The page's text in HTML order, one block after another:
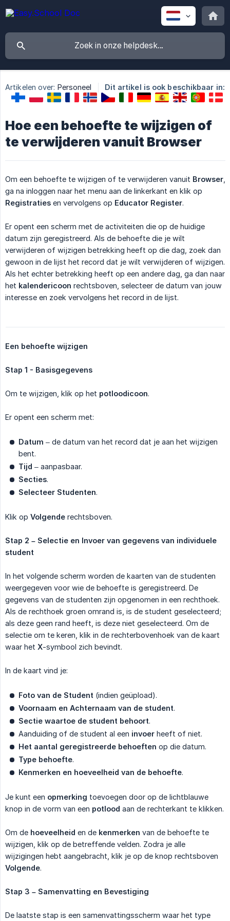
Artikelen over: Personeel Dit artikel is ook beschikbaar in:
Hoe een behoefte te wijzigen of
te verwijderen vanuit Browser
Om een behoefte te wijzigen of te verwijderen vanuit Browser
ga na inloggen naar het menu aan de linkerkant en klik op
Registraties en vervolgens op Educator Register.
Er opent een scherm met de activiteiten die op de huidige
datum zijn geregistreerd. Als de behoefte die je wilt
verwijderen of wijzigen betrekking heeft op die dag, zoek dan
gewoon in de lijst het record dat je wilt verwijderen of wijzigen.
Als het echter betrekking heeft op een andere dag, ga dan naar
het kalendericoon rechtsboven, selecteer de datum van jouw
interesse en zoek vervolgens het record in de lijst.
Een behoefte wijzigen
Stap 1 - Basisgegevens
Om te wijzigen, klik op het potloodicoon.
Er opent een scherm met:
Datum – de datum van het record dat je aan het wijzigen
bent.
Tijd – aanpasbaar.
Secties.
Selecteer Studenten.
Klik op Volgende rechtsboven.
Stap 2 – Selectie en Invoer van gegevens van individuele
student
In het volgende scherm worden de kaarten van de studenten
weergegeven voor wie de behoefte is geregistreerd. De
gegevens van de studenten zijn opgenomen in een rechthoek.
Als de rechthoek groen omrand is, is de student geselecteerd;
als deze geen rand heeft, is deze niet geselecteerd. Om de
selectie om te keren, klik in de rechterbovenhoek van de kaart
waar het X-symbool zich bevindt.
In de kaart vind je:
Foto van de Student (indien geüpload).
Voornaam en Achternaam van de student.
Sectie waartoe de student behoort.
Aanduiding of de student al een invoer heeft of niet.
Het aantal geregistreerde behoeften op die datum.
Type behoefte.
Kenmerken en hoeveelheid van de behoefte.
Je kunt een opmerking toevoegen door op de lichtblauwe
knop in de vorm van een potlood aan de rechterkant te klikken.
Om de hoeveelheid en de kenmerken van de behoefte te
wijzigen, klik op de betreffende velden. Zodra je alle
wijzigingen hebt aangebracht, klik je op de knop rechtsboven
Volgende.
Stap 3 – Samenvatting en Bevestiging
De laatste stap is een samenvattingsscherm waar het type